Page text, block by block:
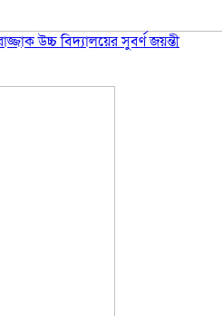
উচ্চ বিদ্যালয়ের সুবর্ণ জয়ন্তী